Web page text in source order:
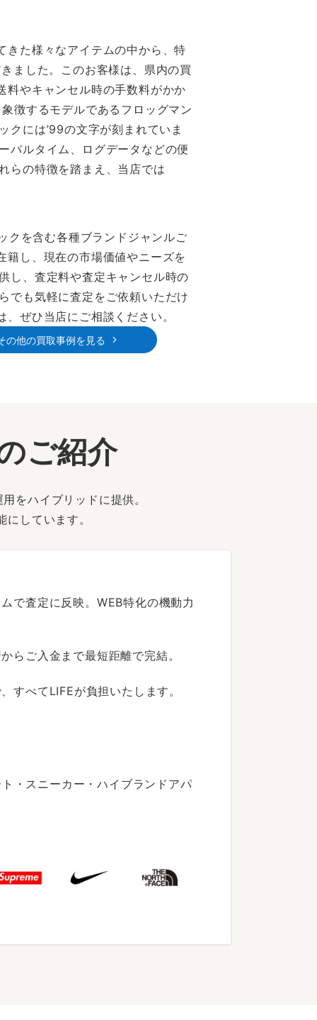
きた様々なアイテムの中から、特
ました。このお客様は、県内の買
料やキャンセル時の手数料がかか
徴するモデルであるフロッグマン
クには’99の文字が刻まれていま
バルタイム、ログデータなどの便
らの特徴を踏まえ、当店では
クを含む各種ブランドジャンルご
籍し、現在の市場価値やニーズを
し、査定料や査定キャンセル時の
でも気軽に査定をご依頼いただけ
ぜひ当店にご相談ください。
の他の買取事例を見る
ご紹介
をハイブリッドに提供。
しています。
で査定に反映。WEB特化の機動力
らご入金まで最短距離で完結。
すべてLIFEが負担いたします。
・スニーカー・ハイブランドアパ